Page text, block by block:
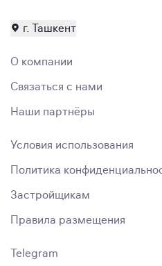
г. Ташкент
О компании
Связаться с нами
Наши партнёры
Условия использования
Политика
Застройщикам
Правила размещения
Telegram